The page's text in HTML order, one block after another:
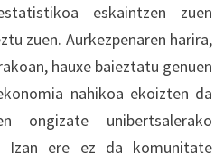
eskaintzen zuen
zuen. Aurkezpenaren harira,
hauxe baieztatu genuen
nahikoa ekoizten da
ongizate unibertsalerako
Izan ere ez da komunitate